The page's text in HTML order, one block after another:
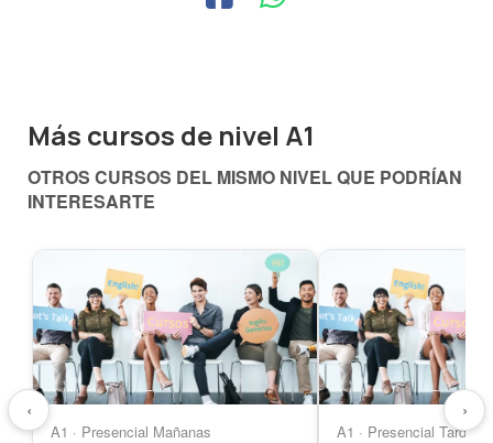
Más cursos de nivel A1
OTROS CURSOS DEL MISMO NIVEL QUE PODRÍAN
INTERESARTE
A1 · Presencial Mañanas A1 · Presencial Tardes
‹ ›